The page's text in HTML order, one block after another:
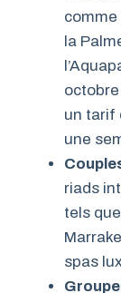
comme
la
un tarif
une
riads
tels
spas